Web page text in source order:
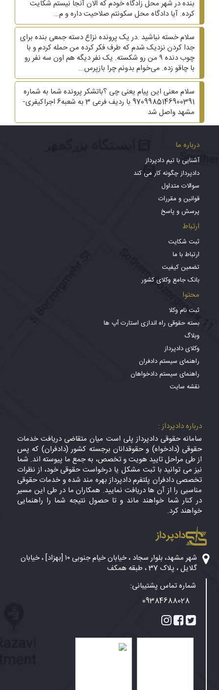
بنده در شهر محل زادگاه خودم که الان آنجا نیستم شکایت
کرده. آیا دادگاه محل سکونتم صلاحیت داره و م...
سلام خسته نباشید .در یک پرونده نزاع دسته جمعی بنده برای
جدا کردن نزدیک شدم که طرف فکر کرده من حمله کردم و با
چوب دنده ۹ من رو شکسته. یک نفر دیگه هم اون سه نفر رو
با چاقو زده. می‌خوام بدونم چرا بازپرس...
سلام معنی این پیام یعنی چی ؟باتشکر پرونده شما به شماره
9709985146900391 با ردیف فرعی 3 به شعبه6 اجراکیفری-
مشهد واصل شد
درباره ما
آشنایی با تیم دادپرداز
دادپرداز چگونه کار می کند
سوالات متداول
قوانین و مقررات
پرسش و پاسخ
ارتباط
ثبت شکایت
ارتباط با ما
تضمین کیفیت
بانک جامع وکلای کشور
محتوا
ثبت نام وکلا
بسته حقوقی راه اندازی استارت آپ ها
وبلاگ
وکلای دادپرداز
راهنمای سیستم دادفران
راهنمای سیستم دادخواهان
نقشه سایت
درباره دادپرداز :
سامانه حقوقی دادپرداز پلی است میان متقاضی دریافت خدمات
حقوقی (دادخواه) و حقوقدانان برجسته کشور (دادفران) که پس
از طی مراحل تایید هویت و تخصص، به جمع ما پیوسته اند. شما
نیز می توانید با ثبت مشکل یا درخواست حقوقی خود، از نظرات
تخصصی دادفران پلتفرم دادپرداز بهره مند شده و خدمات حقوقی
مناسبی را از آن ها دریافت نمایید. همکاران ما در طی این مسیر
در کنار شما خواهند ماند و تا حصول نتیجه شما را راهنمایی
خواهند کرد.
دادپرداز
شهر مشهد، بلوار سجاد ، خیابان خیام جنوبی ۱۰ [بهزاد] ، خیابان
گلایل ، پلاک 37 ، طبقه همکف
شماره تماس پشتیبانی:
09384688028